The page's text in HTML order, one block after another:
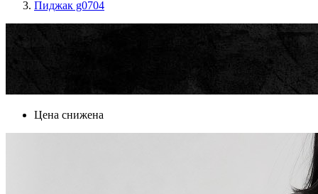
Пиджак g0704
Цена снижена